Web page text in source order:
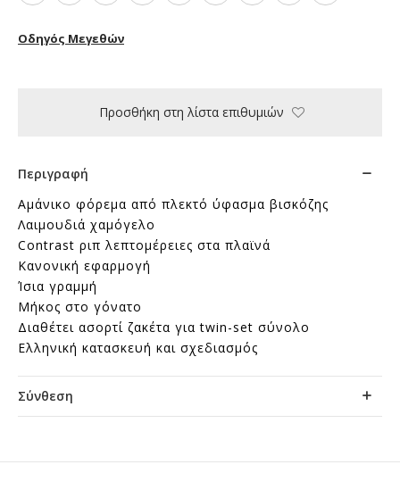
Οδηγός Μεγεθών
Προσθήκη στη λίστα επιθυμιών
Περιγραφή
Αμάνικο φόρεμα από πλεκτό ύφασμα βισκόζης
Λαιμουδιά χαμόγελο
Contrast ριπ λεπτομέρειες στα πλαϊνά
Κανονική εφαρμογή
Ίσια γραμμή
Μήκος στο γόνατο
Διαθέτει ασορτί ζακέτα για twin-set σύνολο
Ελληνική κατασκευή και σχεδιασμός
Σύνθεση